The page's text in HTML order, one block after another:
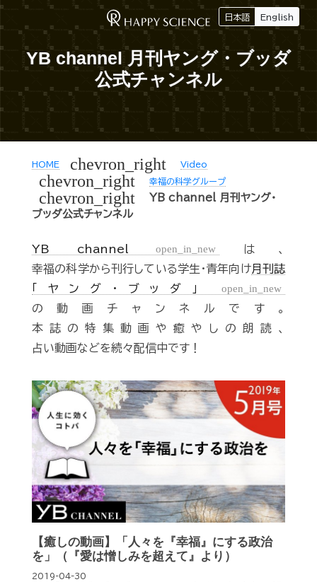
日本語 English
YB channel 月刊ヤング・ブッダ
公式チャンネル
HOME chevron_right Video
chevron_right 幸福の科学グループ
chevron_right
YB channel 月刊ヤング・
ブッダ公式チャンネル
YB channel open_in_new
は、
幸福の科学から刊行している学生・青年向け月刊誌
「ヤング・ブッダ」 open_in_new
の動画チャンネルです。
本誌の特集動画や癒やしの朗読、
占い動画などを続々配信中です！
【癒しの動画】「人々を『幸福』にする政治
を」（『愛は憎しみを超えて』より）
2019-04-30